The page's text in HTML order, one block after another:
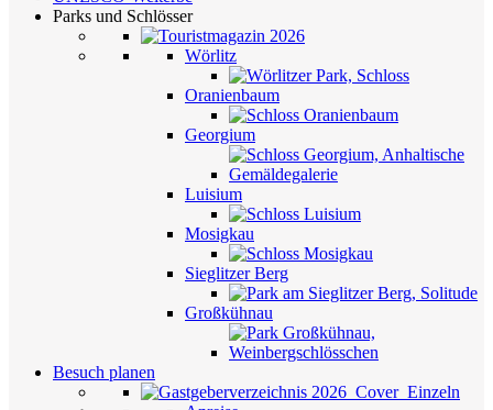
Parks und Schlösser
Wörlitz
Oranienbaum
Georgium
Luisium
Mosigkau
Sieglitzer Berg
Großkühnau
Besuch planen